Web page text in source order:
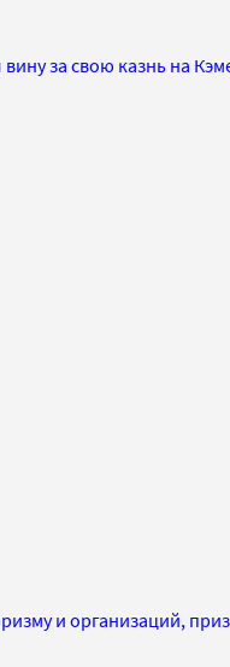
за свою казнь на
и организаций,